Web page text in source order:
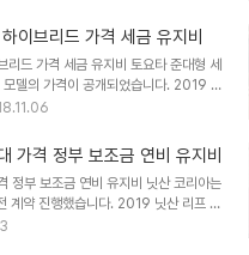
차 세금에서 궁금함이 가장 높은 것이겠
3. 색상 및 크기4. 가격 및 세금 1. 가솔
델이 하이브리드 차량이라면, 그만큼 연
겠지만, 배기량 3.5L 엔진에 가솔린 모델
상하게 되죠. 그러나 가솔린 모델의 좋은
이브리드 가격 세금 유지비
드 가격 세금 유지비 토요타 준대형 세
델의 가격이 공개되었습니다. 2019 토
여러분이 궁금할 수 있는 정보와 함께 다
은 4세대와 비교해 찾기가 조금 힘듭니
가솔린)가 적용되었고 차체는 새로
실내 공간이 넓어지는 등 변화의 모습
은 낮은 중심 실루엣과 안정적인 와이드
이스, 짧아진 오버행을 통해 낮은 중심의
가격 정부 보조금 연비 유지비
정부 보조금 연비 유지비 닛산 코리아는
계약 진행했습니다. 2019 닛산 리프 2
해보도록 하죠. 아직 정부 보조금은 공식